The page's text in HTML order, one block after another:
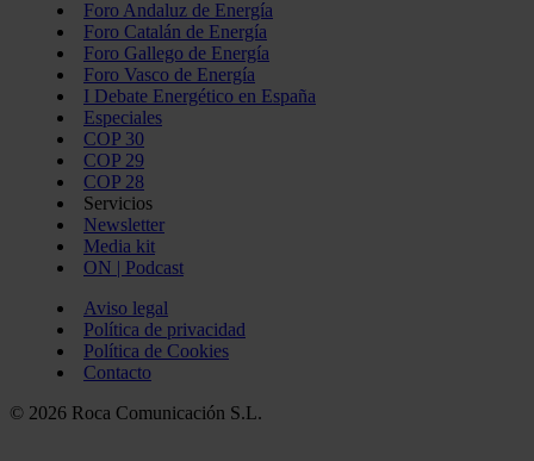
Foro Andaluz de Energía
Foro Catalán de Energía
Foro Gallego de Energía
Foro Vasco de Energía
I Debate Energético en España
Especiales
COP 30
COP 29
COP 28
Servicios
Newsletter
Media kit
ON | Podcast
Aviso legal
Política de privacidad
Política de Cookies
Contacto
© 2026 Roca Comunicación S.L.